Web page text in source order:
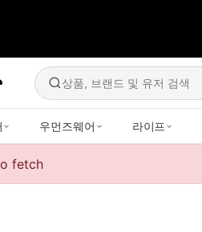
상품, 브랜드 및 유저 검색
우먼즈웨어 라이프
fetch